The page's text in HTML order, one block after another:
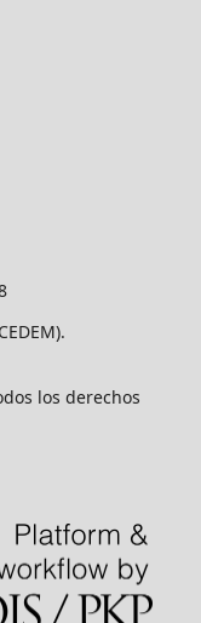
los derechos